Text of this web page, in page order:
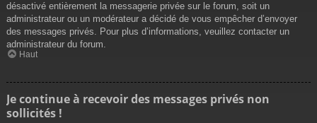
désactivé entièrement la messagerie privée sur le forum, soit un
administrateur ou un modérateur a décidé de vous empêcher d’envoyer
des messages privés. Pour plus d’informations, veuillez contacter un
administrateur du forum.
Haut
Je continue à recevoir des messages privés non
sollicités !